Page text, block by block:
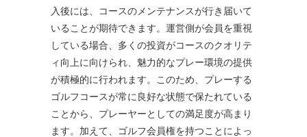
入後には、コースのメンテナンスが行き届いて
いることが期待できます。運営側が会員を重視
している場合、多くの投資がコースのクオリテ
ィ向上に向けられ、魅力的なプレー環境の提供
が積極的に行われます。このため、プレーする
ゴルフコースが常に良好な状態で保たれている
ことから、プレーヤーとしての満足度が高まり
ます。加えて、ゴルフ会員権を持つことによっ